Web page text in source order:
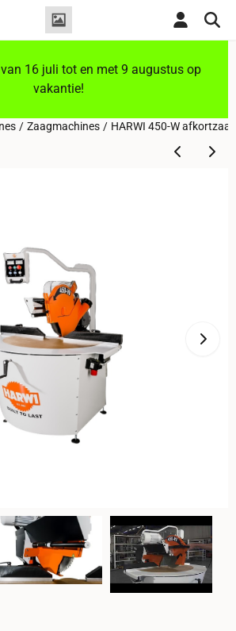
gesloten.
16 juli tot en met 9 augustus op
vakantie!
/ Zaagmachines / HARWI 450-W